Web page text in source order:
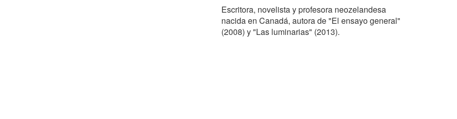
Escritora, novelista y profesora neozelandesa
nacida en Canadá, autora de "El ensayo general"
(2008) y "Las luminarias" (2013).